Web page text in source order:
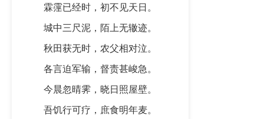
霖霪已经时，初不见天日。
城中三尺泥，陌上无辙迹。
秋田获无时，农父相对泣。
各言迫军输，督责甚峻急。
今晨忽晴霁，晓日照屋壁。
吾饥行可疗，庶食明年麦。